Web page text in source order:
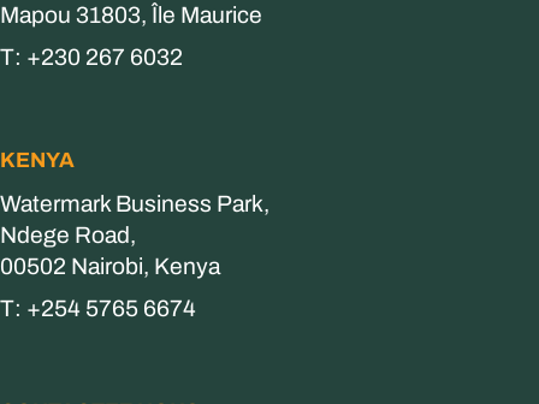
Mapou 31803, Île Maurice
T: +230 267 6032
KENYA
Watermark Business Park,
Ndege Road,
00502 Nairobi, Kenya
T: +254 5765 6674